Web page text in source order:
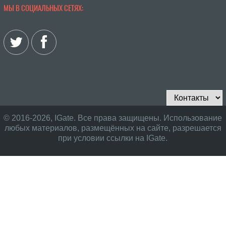
МЫ В СОЦИАЛЬНЫХ СЕТЯХ:
© 2016-2026, IGate. Все права защищены. Использование
любых материалов, размещённых на сайте, разрешается
при условии ссылки на IGate.